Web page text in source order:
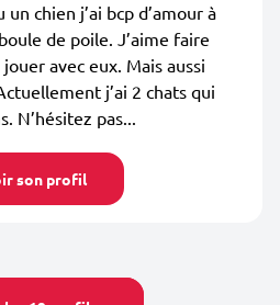
chien j’ai bcp d’amour à
de poile. J’aime faire
avec eux. Mais aussi
j’ai 2 chats qui
N’hésitez pas...
son profil